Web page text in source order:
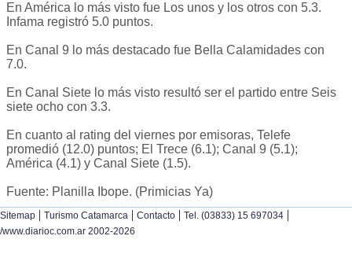
En América lo más visto fue Los unos y los otros con 5.3.
Infama registró 5.0 puntos.
En Canal 9 lo más destacado fue Bella Calamidades con
7.0.
En Canal Siete lo más visto resultó ser el partido entre Seis
siete ocho con 3.3.
En cuanto al rating del viernes por emisoras, Telefe
promedió (12.0) puntos; El Trece (6.1); Canal 9 (5.1);
América (4.1) y Canal Siete (1.5).
Fuente: Planilla Ibope. (Primicias Ya)
Sitemap | Turismo Catamarca | Contacto | Tel. (03833) 15 697034 |
/www.diarioc.com.ar 2002-2026